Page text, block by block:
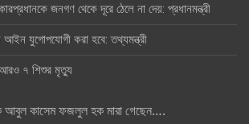
জনগণ থেকে দূরে ঠেলে না দেয়: প্রধানমন্ত্রী
আইন যুগোপযোগী করা হবে: তথ্যমন্ত্রী
আরও ৭ শিশুর মৃত্যু
আবুল কাসেম ফজলুল হক মারা গেছেন….